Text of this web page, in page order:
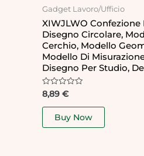
Gadget Lavoro/Ufficio
XIWJLWO Confezione
Disegno Circolare,
Cerchio, Modello
Modello Di
Disegno Per Studio,
Rated
0
out
8,89 €
Buy Now